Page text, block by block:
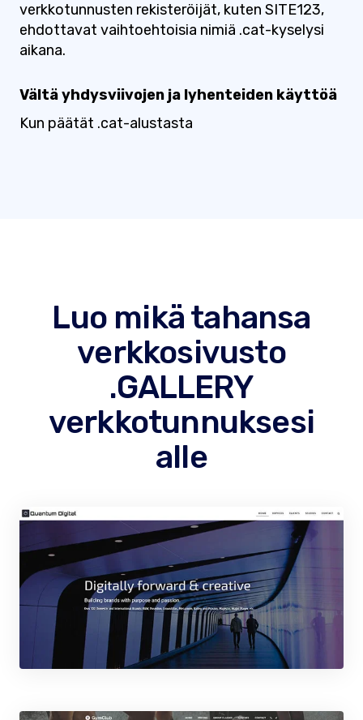
verkkotunnusten rekisteröijät, kuten SITE123,
ehdottavat vaihtoehtoisia nimiä .cat-kyselysi
aikana.
Vältä yhdysviivojen ja lyhenteiden käyttöä
Kun päätät .cat-alustasta
Luo mikä tahansa
verkkosivusto
.GALLERY
verkkotunnuksesi
alle